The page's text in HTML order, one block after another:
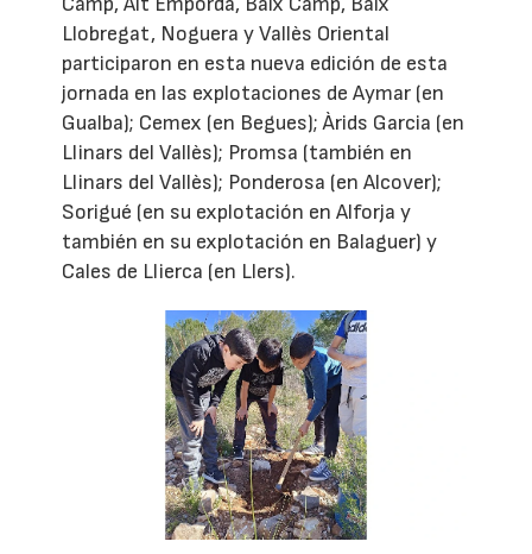
Llobregat, Noguera y Vallès Oriental
participaron en esta nueva edición de esta
jornada en las explotaciones de Aymar (en
Gualba); Cemex (en Begues); Àrids Garcia (en
Llinars del Vallès); Promsa (también en
Llinars del Vallès); Ponderosa (en Alcover);
Sorigué (en su explotación en Alforja y
también en su explotación en Balaguer) y
Cales de Llierca (en Llers).